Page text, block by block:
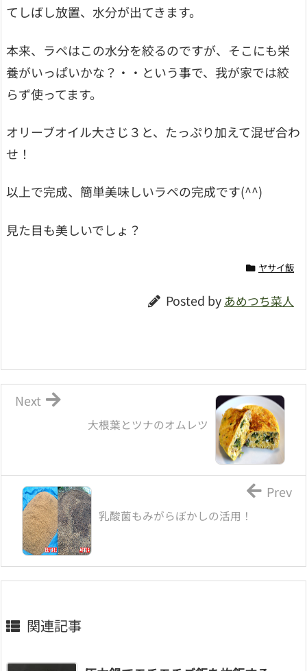
てしばし放置、水分が出てきます。
本来、ラペはこの水分を絞るのですが、そこにも栄
養がいっぱいかな？・・という事で、我が家では絞
らず使ってます。
オリーブオイル大さじ３と、たっぷり加えて混ぜ合わ
せ！
以上で完成、簡単美味しいラペの完成です(^^)
見た目も美しいでしょ？
ヤサイ飯
Posted by あめつち菜人
大根葉とツナのオムレツ
Next
乳酸菌もみがらぼかしの活用！
Prev
関連記事